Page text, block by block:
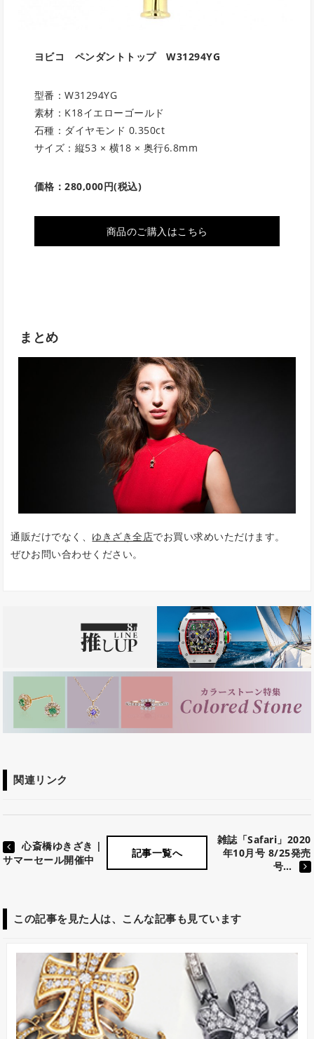
ヨビコ ペンダントトップ W31294YG
型番：W31294YG
素材：K18イエローゴールド
石種：ダイヤモンド 0.350ct
サイズ：縦53 × 横18 × 奥行6.8mm
価格：280,000円(税込)
商品のご購入はこちら
まとめ
通販だけでなく、 ゆきざき全店でお買い求めいただけます。
ぜひお問い合わせください。
関連リンク
心斎橋ゆきざき |
サマーセール開催中
記事一覧へ
雑誌「Safari」2020
年10月号 8/25発売
号…
この記事を見た人は、こんな記事も見ています